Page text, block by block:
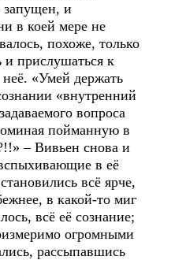
запущен, и
в коей мере не
похоже, только
и прислушаться к
«Умей держать
«внутренний
вопроса
пойманную в
– Вивьен снова и
в её
всё ярче,
в какой-то миг
всё её сознание;
огромными
рассыпавшись